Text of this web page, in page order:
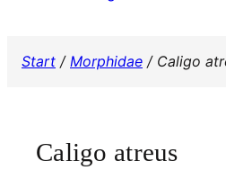
Start / Morphidae / Caligo
Caligo atreus